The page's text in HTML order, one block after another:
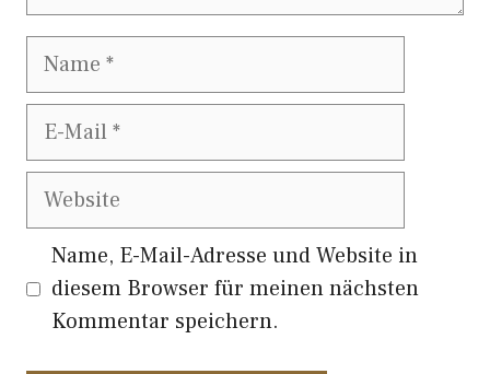
Name
E-
Website
Name, E-Mail-Adresse und Website in
diesem Browser für meinen nächsten
Kommentar speichern.